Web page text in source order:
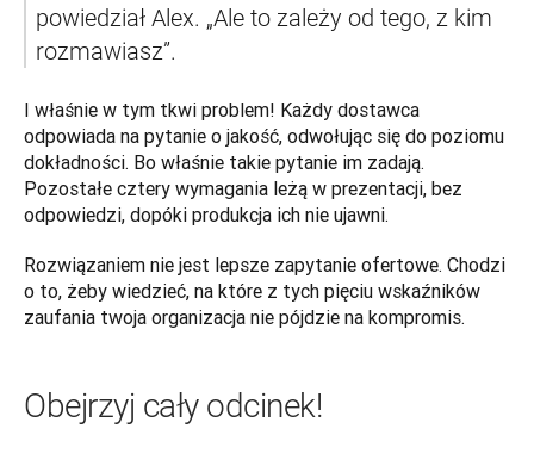
powiedział Alex. „Ale to zależy od tego, z kim
rozmawiasz”.
I właśnie w tym tkwi problem! Każdy dostawca
odpowiada na pytanie o jakość, odwołując się do poziomu
dokładności. Bo właśnie takie pytanie im zadają.
Pozostałe cztery wymagania leżą w prezentacji, bez
odpowiedzi, dopóki produkcja ich nie ujawni.
Rozwiązaniem nie jest lepsze zapytanie ofertowe. Chodzi
o to, żeby wiedzieć, na które z tych pięciu wskaźników
zaufania twoja organizacja nie pójdzie na kompromis.
Obejrzyj cały odcinek!